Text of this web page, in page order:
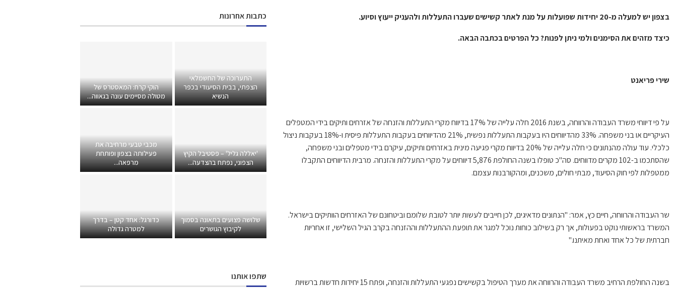
בצפון יש למעלה מ-20 יחידות שפועלות על מנת לאתר קשישים שעברו התעללות ולהעניק ייעוץ וסיוע.
כיצד מזהים את הסימנים ולמי ניתן לפנות? כל הפרטים בכתבה הבאה.
שירי פריאנט
על פי דיווחי משרד העבודה והרווחה, בשנת 2016 חלה עלייה של 17% בדיווח מקרי התעללות והזנחה של אזרחים ותיקים בידי המטפלים
העיקריים או בני משפחה. 33% מהדיווחים היו בעקבות התעללות נפשית, 21% מהדיווחים בעקבות התעללות פיסית ו-18% בעקבות ניצול
כלכלי. עוד עולה מהנתונים כי חלה עלייה של 20% בדיווח מקרי פגיעה מינית באזרחים ותיקים, עיקרם בידי מטפלים ובני משפחה,
שהסתכמו ב-102 מקרים מדווחים. סה"כ טופלו בשנה החולפת 5,876 דיווחים על מקרי התעללות והזנחה. מרבית הדיווחים התקבלו
ממטפלות לפי חוק הסיעוד, מבתי חולים, משכנים, ומהקורבנות עצמם.
שר העבודה והרווחה, חיים כץ, אמר: "הנתונים מדאיגים, לכן חייבים לעשות יותר לטובת שלומם וביטחונם של האזרחים הוותיקים בישראל.
המשרד בראשותי נוקט בפעולות, אך רק בשילוב כוחות נוכל למגר את תופעת ההתעללות וההזנחה בקרב הגיל השלישי, זו אחריות
חברתית של כל אחד ואחת מאיתנו."
בשנה החולפת הרחיב משרד העבודה והרווחה את מערך הטיפול בקשישים נפגעי התעללות והזנחה, ופתח 15 יחידות חדשות ברשויות
כתבות אחרונות
התערוכה של החשמלאי
הצפתי, בבית הסיעודי בכפר
הנשיא
הוקי קרח: המאסטרס של
מטולה מסיימים עונה בגאווה...
'יאללה גליל' – פסטיבל הקיץ
הצפוני, נפתח בהצדעה...
מכבי טבעי מרחיבה את
פעילותה בצפון ופותחת
מרפאה...
שלושה פצועים בתאונה בסמוך
לקיבוץ הגושרים
כדורגל: אחד קטן – בדרך
למטרה גדולה
שתפו אותנו